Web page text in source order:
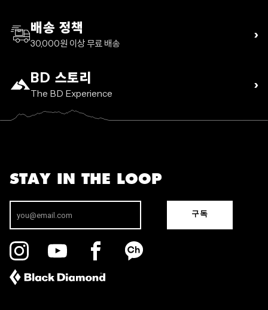
배송 정책
30,000원 이상 무료 배송
›
BD 스토리
The BD Experience
›
STAY IN THE LOOP
구독